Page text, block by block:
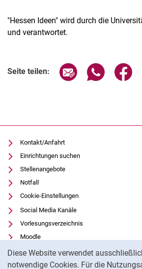
Diese Website verwendet
notwendige Cookies. Für die
"Hessen Ideen" wird durch die
und verantwortet.
Seite teilen: Seite über E-Mail
Seite
Kontakt/Anfahrt
Einrichtungen suchen
Stellenangebote
Notfall
Cookie-Einstellungen
Social Media Kanäle
Vorlesungsverzeichnis
Moodle
Panopto
Universitätsbibliothek